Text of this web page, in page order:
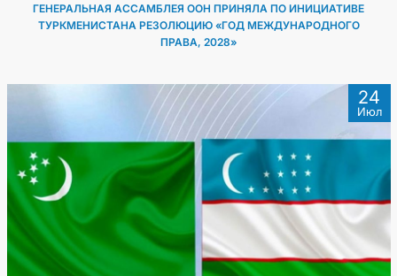
ГЕНЕРАЛЬНАЯ АССАМБЛЕЯ ООН ПРИНЯЛА ПО ИНИЦИАТИВЕ
ТУРКМЕНИСТАНА РЕЗОЛЮЦИЮ «ГОД МЕЖДУНАРОДНОГО
ПРАВА, 2028»
24
Июл